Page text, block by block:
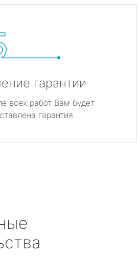
гарантии
всех работ Вам будет
гарантия.